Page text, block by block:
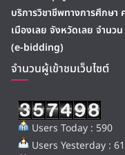
บริการวิชาชีพทางการศึกษา
เมืองเลย จังหวัดเลย จำนว
(e-bidding)
จำนวนผู้เข้าชมเว็บไซต์
Users Today : 590
Users Yesterday :